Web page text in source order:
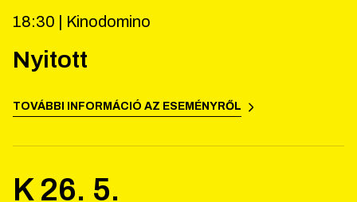
18:30 | Kinodomino
Nyitott
TOVÁBBI INFORMÁCIÓ AZ ESEMÉNYRŐL
K 26. 5.